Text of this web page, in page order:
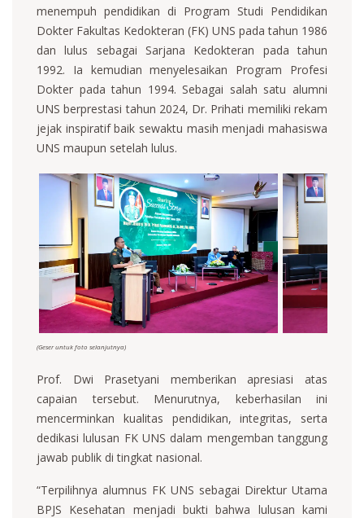
menempuh pendidikan di Program Studi Pendidikan
Dokter Fakultas Kedokteran (FK) UNS pada tahun 1986
dan lulus sebagai Sarjana Kedokteran pada tahun
1992. Ia kemudian menyelesaikan Program Profesi
Dokter pada tahun 1994. Sebagai salah satu alumni
UNS berprestasi tahun 2024, Dr. Prihati memiliki rekam
jejak inspiratif baik sewaktu masih menjadi mahasiswa
UNS maupun setelah lulus.
(Geser untuk foto selanjutnya)
Prof. Dwi Prasetyani memberikan apresiasi atas
capaian tersebut. Menurutnya, keberhasilan ini
mencerminkan kualitas pendidikan, integritas, serta
dedikasi lulusan FK UNS dalam mengemban tanggung
jawab publik di tingkat nasional.
“Terpilihnya alumnus FK UNS sebagai Direktur Utama
BPJS Kesehatan menjadi bukti bahwa lulusan kami